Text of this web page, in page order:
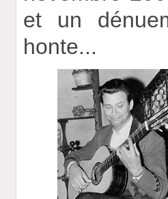
et un
honte...